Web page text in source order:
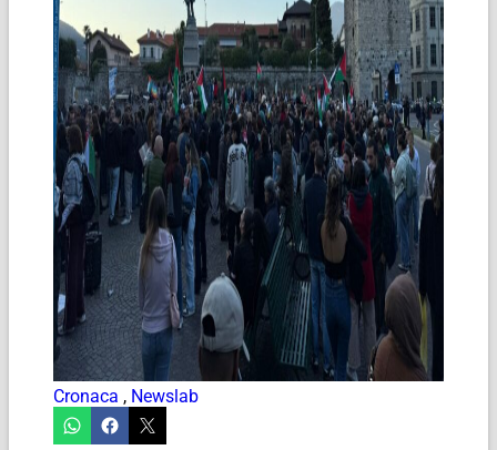
Cronaca , Newslab